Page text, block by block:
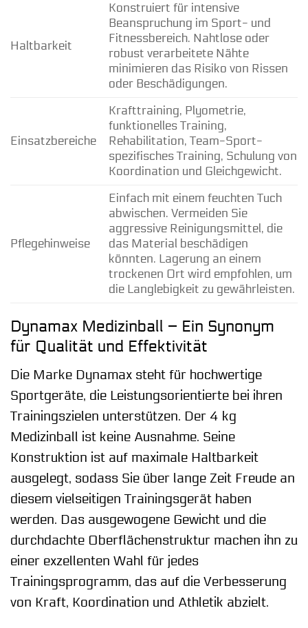
Haltbarkeit
Konstruiert für intensive
Beanspruchung im Sport- und
Fitnessbereich. Nahtlose oder
robust verarbeitete Nähte
minimieren das Risiko von Rissen
oder Beschädigungen.
Einsatzbereiche
Krafttraining, Plyometrie,
funktionelles Training,
Rehabilitation, Team-Sport-
spezifisches Training, Schulung von
Koordination und Gleichgewicht.
Pflegehinweise
Einfach mit einem feuchten Tuch
abwischen. Vermeiden Sie
aggressive Reinigungsmittel, die
das Material beschädigen
könnten. Lagerung an einem
trockenen Ort wird empfohlen, um
die Langlebigkeit zu gewährleisten.
Dynamax Medizinball – Ein Synonym
für Qualität und Effektivität
Die Marke Dynamax steht für hochwertige
Sportgeräte, die Leistungsorientierte bei ihren
Trainingszielen unterstützen. Der 4 kg
Medizinball ist keine Ausnahme. Seine
Konstruktion ist auf maximale Haltbarkeit
ausgelegt, sodass Sie über lange Zeit Freude an
diesem vielseitigen Trainingsgerät haben
werden. Das ausgewogene Gewicht und die
durchdachte Oberflächenstruktur machen ihn zu
einer exzellenten Wahl für jedes
Trainingsprogramm, das auf die Verbesserung
von Kraft, Koordination und Athletik abzielt.